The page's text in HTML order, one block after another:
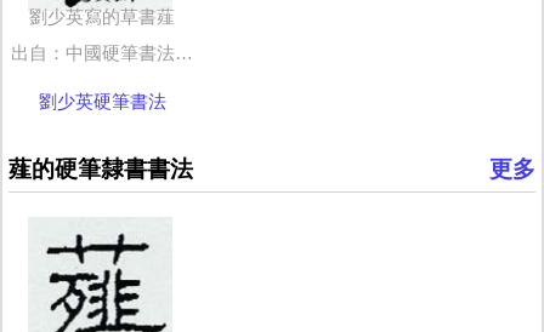
劉少英寫的草書薤
出自：中國硬筆書法字典
劉少英硬筆書法
薤的硬筆隸書書法 更多